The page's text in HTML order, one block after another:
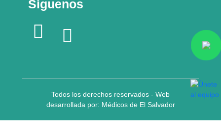
Síguenos
Todos los derechos reservados - Web
desarrollada por: Médicos de El Salvador